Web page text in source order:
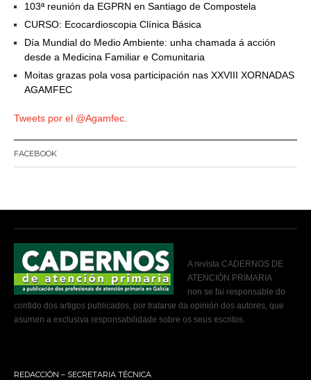
103ª reunión da EGPRN en Santiago de Compostela
CURSO: Ecocardioscopia Clínica Básica
Día Mundial do Medio Ambiente: unha chamada á acción
desde a Medicina Familiar e Comunitaria
Moitas grazas pola vosa participación nas XXVIII XORNADAS
AGAMFEC
Tweets por el @Agamfec.
FACEBOOK
A revista CADERNOS DE
ATENCIÓN PRIMARIA
non se fai responsable do
contido dos artigos publicados, por tratarse da opinión dos autores, que
asumen a exclusiva responsabilidade sobre os seus escritos.
REDACCIÓN – SECRETARIA TÉCNICA